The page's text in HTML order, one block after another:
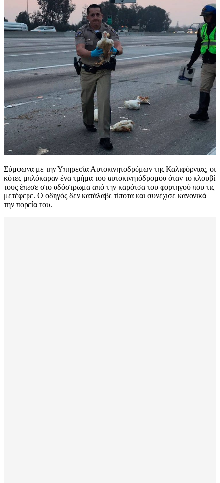
Σύμφωνα με την Υπηρεσία Αυτοκινητοδρόμων της Καλιφόρνιας, οι
κότες μπλόκαραν ένα τμήμα του αυτοκινητόδρομου όταν το κλουβί
τους έπεσε στο οδόστρωμα από την καρότσα του φορτηγού που τις
μετέφερε. Ο οδηγός δεν κατάλαβε τίποτα και συνέχισε κανονικά
την πορεία του.